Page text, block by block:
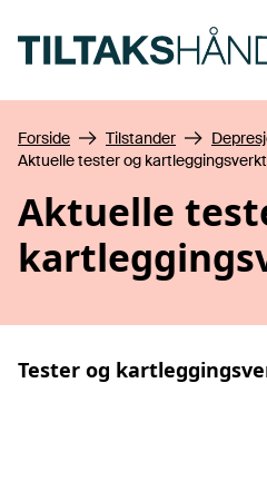
Forside Tilstander
Aktuelle tester og
Aktuelle
Tester og